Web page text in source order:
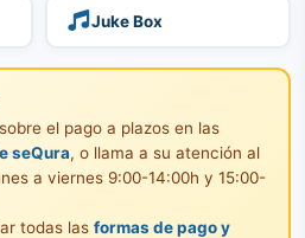
Juke Box
el pago a plazos en las
seQura, o llama a su atención al
a viernes 9:00-14:00h y 15:00-
todas las formas de pago y